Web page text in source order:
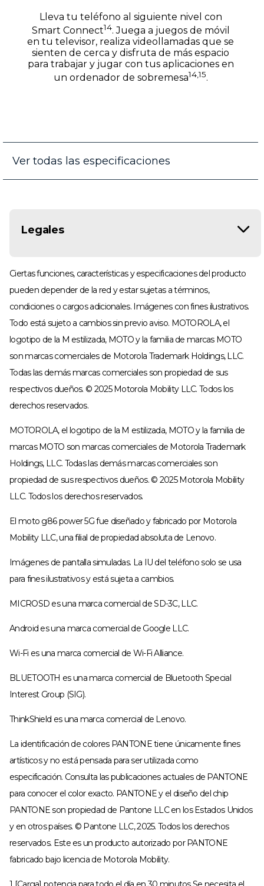
Lleva tu teléfono al siguiente nivel con
Smart Connect14. Juega a juegos de móvil
en tu televisor, realiza videollamadas que se
sienten de cerca y disfruta de más espacio
para trabajar y jugar con tus aplicaciones en
un ordenador de sobremesa14,15.
Ver todas las especificaciones
Legales
Ciertas funciones, características y especificaciones del producto
pueden depender de la red y estar sujetas a términos,
condiciones o cargos adicionales. Imágenes con fines ilustrativos.
Todo está sujeto a cambios sin previo aviso. MOTOROLA, el
logotipo de la M estilizada, MOTO y la familia de marcas MOTO
son marcas comerciales de Motorola Trademark Holdings, LLC.
Todas las demás marcas comerciales son propiedad de sus
respectivos dueños. © 2025 Motorola Mobility LLC. Todos los
derechos reservados.
MOTOROLA, el logotipo de la M estilizada, MOTO y la familia de
marcas MOTO son marcas comerciales de Motorola Trademark
Holdings, LLC. Todas las demás marcas comerciales son
propiedad de sus respectivos dueños. © 2025 Motorola Mobility
LLC. Todos los derechos reservados.
El moto g86 power 5G fue diseñado y fabricado por Motorola
Mobility LLC, una filial de propiedad absoluta de Lenovo.
Imágenes de pantalla simuladas. La IU del teléfono solo se usa
para fines ilustrativos y está sujeta a cambios.
MICROSD es una marca comercial de SD-3C, LLC.
Android es una marca comercial de Google LLC.
Wi-Fi es una marca comercial de Wi-Fi Alliance.
BLUETOOTH es una marca comercial de Bluetooth Special
Interest Group (SIG).
ThinkShield es una marca comercial de Lenovo.
La identificación de colores PANTONE tiene únicamente fines
artísticos y no está pensada para ser utilizada como
especificación. Consulta las publicaciones actuales de PANTONE
para conocer el color exacto. PANTONE y el diseño del chip
PANTONE son propiedad de Pantone LLC en los Estados Unidos
y en otros países. © Pantone LLC, 2025. Todos los derechos
reservados. Este es un producto autorizado por PANTONE
fabricado bajo licencia de Motorola Mobility.